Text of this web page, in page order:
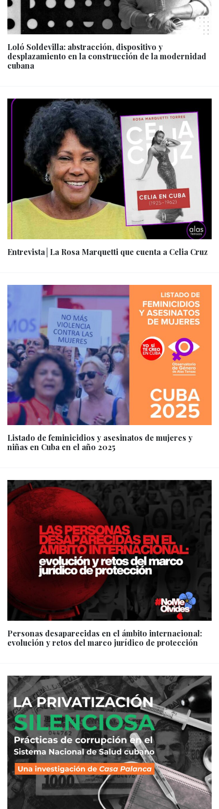
Loló Soldevilla: abstracción, dispositivo y
desplazamiento en la construcción de la modernidad
cubana
Entrevista│La Rosa Marquetti que cuenta a Celia Cruz
Listado de feminicidios y asesinatos de mujeres y
niñas en Cuba en el año 2025
Personas desaparecidas en el ámbito internacional:
evolución y retos del marco jurídico de protección